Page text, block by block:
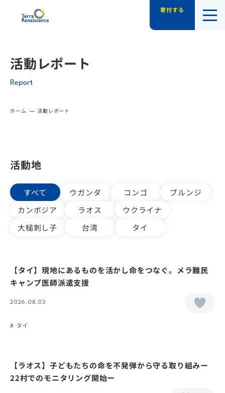
認定NPO法人テラ・ルネッサンス（平和
寄付する
活動レポート
Report
ホーム 活動レポート
活動地
すべて ウガンダ コンゴ
ブルンジ
カンボジア
ラオス
ウクライナ
大槌刺し子
台湾 タイ
【タイ】現地にあるものを活かし命をつなぐ。メラ難民
キャンプ医師派遣支援
2026.08.03
タイ
【ラオス】子どもたちの命を不発弾から守る取り組みー
22村でのモニタリング開始ー